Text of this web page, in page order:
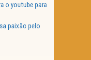
o youtube para
paixão pelo